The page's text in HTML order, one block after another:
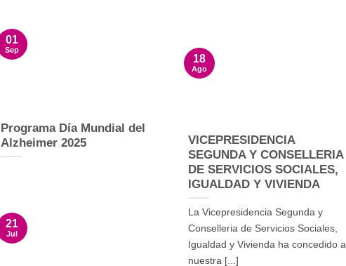
Programa Día Mundial del
Alzheimer 2025
01
Sep
VICEPRESIDENCIA
SEGUNDA Y CONSELLERIA
DE SERVICIOS SOCIALES,
IGUALDAD Y VIVIENDA
La Vicepresidencia Segunda y
Conselleria de Servicios Sociales,
Igualdad y Vivienda ha concedido a
nuestra [...]
18
Ago
21
Jul